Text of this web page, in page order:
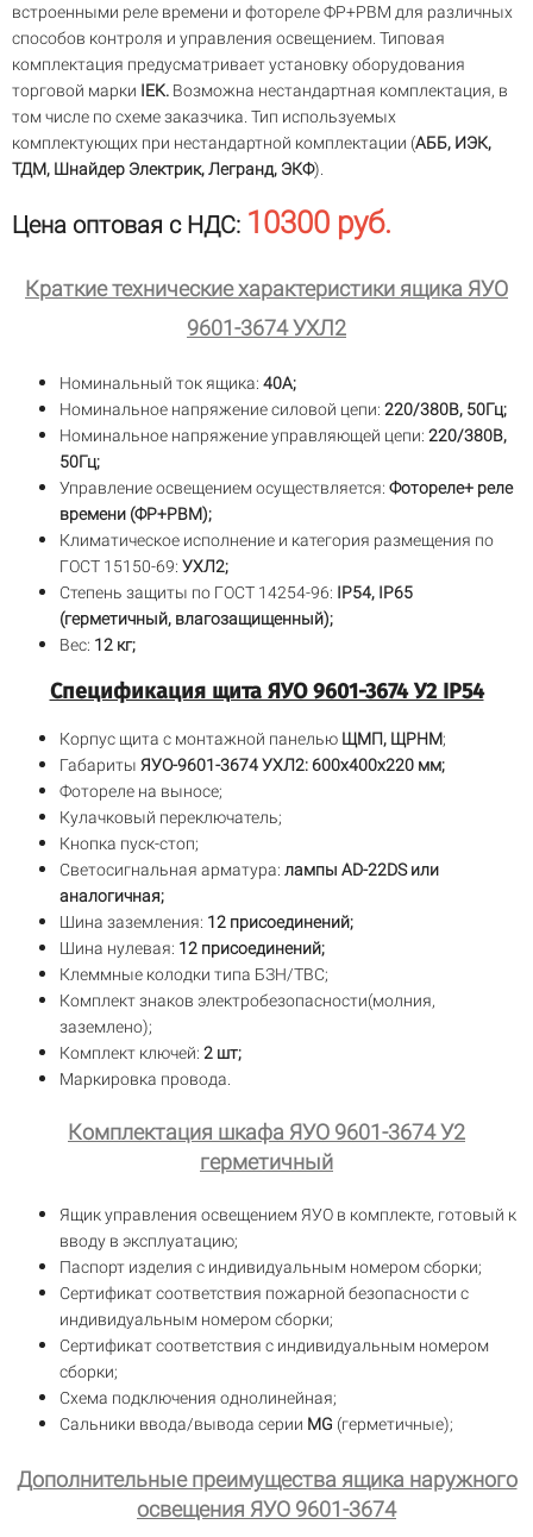
встроенными реле времени и фотореле ФР+РВМ для различных
способов контроля и управления освещением. Типовая
комплектация предусматривает установку оборудования
торговой марки IEK. Возможна нестандартная комплектация, в
том числе по схеме заказчика. Тип используемых
комплектующих при нестандартной комплектации (АББ, ИЭК,
ТДМ, Шнайдер Электрик, Легранд, ЭКФ).
Цена оптовая с НДС: 10300 руб.
Краткие технические характеристики ящика ЯУО
9601-3674 УХЛ2
Номинальный ток ящика: 40А;
Номинальное напряжение силовой цепи: 220/380В, 50Гц;
Номинальное напряжение управляющей цепи: 220/380В,
50Гц;
Управление освещением осуществляется: Фотореле+ реле
времени (ФР+РВМ);
Климатическое исполнение и категория размещения по
ГОСТ 15150-69: УХЛ2;
Степень защиты по ГОСТ 14254-96: IP54, IP65
(герметичный, влагозащищенный);
Вес: 12 кг;
Спецификация щита ЯУО 9601-3674 У2 IP54
Корпус щита с монтажной панелью ЩМП, ЩРНМ;
Габариты ЯУО-9601-3674 УХЛ2: 600х400х220 мм;
Фотореле на выносе;
Кулачковый переключатель;
Кнопка пуск-стоп;
Светосигнальная арматура: лампы AD-22DS или
аналогичная;
Шина заземления: 12 присоединений;
Шина нулевая: 12 присоединений;
Клеммные колодки типа БЗН/ТВС;
Комплект знаков электробезопасности(молния,
заземлено);
Комплект ключей: 2 шт;
Маркировка провода.
Комплектация шкафа ЯУО 9601-3674 У2
герметичный
Ящик управления освещением ЯУО в комплекте, готовый к
вводу в эксплуатацию;
Паспорт изделия с индивидуальным номером сборки;
Сертификат соответствия пожарной безопасности с
индивидуальным номером сборки;
Сертификат соответствия с индивидуальным номером
сборки;
Схема подключения однолинейная;
Сальники ввода/вывода серии MG (герметичные);
Дополнительные преимущества ящика наружного
освещения ЯУО 9601-3674